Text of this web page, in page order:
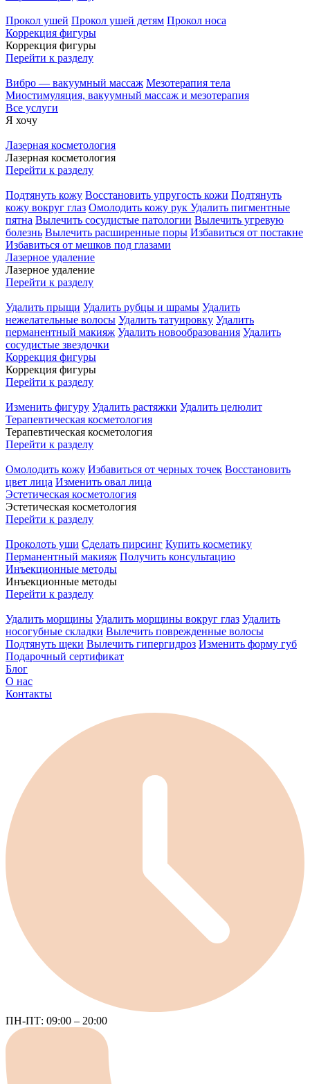
Прокол ушей Прокол ушей детям Прокол носа
Коррекция фигуры
Коррекция фигуры
Перейти к разделу
Вибро — вакуумный массаж Мезотерапия тела
Миостимуляция, вакуумный массаж и мезотерапия
Все услуги
Я хочу
Лазерная косметология
Лазерная косметология
Перейти к разделу
Подтянуть кожу Восстановить упругость кожи Подтянуть
кожу вокруг глаз Омолодить кожу рук Удалить пигментные
пятна Вылечить сосудистые патологии Вылечить угревую
болезнь Вылечить расширенные поры Избавиться от постакне
Избавиться от мешков под глазами
Лазерное удаление
Лазерное удаление
Перейти к разделу
Удалить прыщи Удалить рубцы и шрамы Удалить
нежелательные волосы Удалить татуировку Удалить
перманентный макияж Удалить новообразования Удалить
сосудистые звездочки
Коррекция фигуры
Коррекция фигуры
Перейти к разделу
Изменить фигуру Удалить растяжки Удалить целюлит
Терапевтическая косметология
Терапевтическая косметология
Перейти к разделу
Омолодить кожу Избавиться от черных точек Восстановить
цвет лица Изменить овал лица
Эстетическая косметология
Эстетическая косметология
Перейти к разделу
Проколоть уши Сделать пирсинг Купить косметику
Перманентный макияж Получить консультацию
Инъекционные методы
Инъекционные методы
Перейти к разделу
Удалить морщины Удалить морщины вокруг глаз Удалить
носогубные складки Вылечить поврежденные волосы
Подтянуть щеки Вылечить гипергидроз Изменить форму губ
Подарочный сертификат
Блог
О нас
Контакты
ПН-ПТ: 09:00 – 20:00